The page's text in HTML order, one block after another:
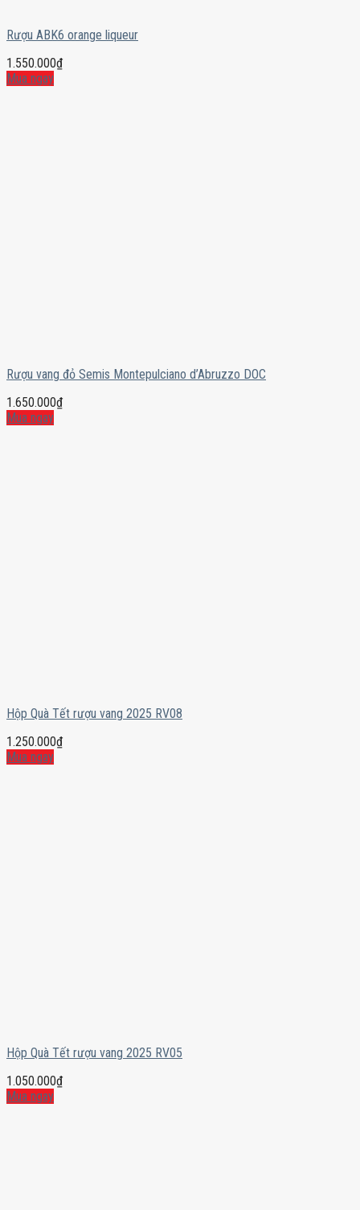
Rượu ABK6 orange liqueur
1.550.000₫
Mua ngay
Rượu vang đỏ Semis Montepulciano d’Abruzzo DOC
1.650.000₫
Mua ngay
Hộp Quà Tết rượu vang 2025 RV08
1.250.000₫
Mua ngay
Hộp Quà Tết rượu vang 2025 RV05
1.050.000₫
Mua ngay